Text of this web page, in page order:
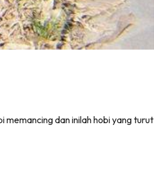
dan inilah hobi yang turut